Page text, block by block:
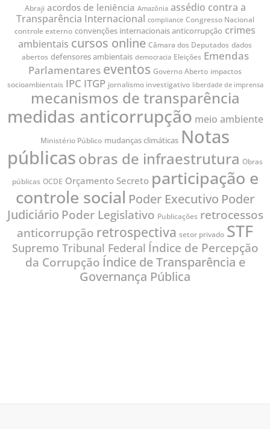
Abraji acordos de leniência Amazônia assédio contra a
Transparência Internacional compliance Congresso Nacional
controle externo convenções internacionais anticorrupção crimes
ambientais cursos online Câmara dos Deputados dados
abertos defensores ambientais democracia Eleições Emendas
Parlamentares eventos Governo Aberto impactos
socioambientais IPC ITGP jornalismo investigativo liberdade de imprensa
mecanismos de transparência
medidas anticorrupção meio ambiente
Ministério Público mudanças climáticas Notas
públicasobras de infraestrutura Obras
públicas OCDE Orçamento Secreto participação e
controle social Poder Executivo Poder
Judiciário Poder Legislativo Publicações retrocessos
anticorrupção retrospectiva setor privado STF
Supremo Tribunal Federal Índice de Percepção
da Corrupção Índice de Transparência e
Governança Pública